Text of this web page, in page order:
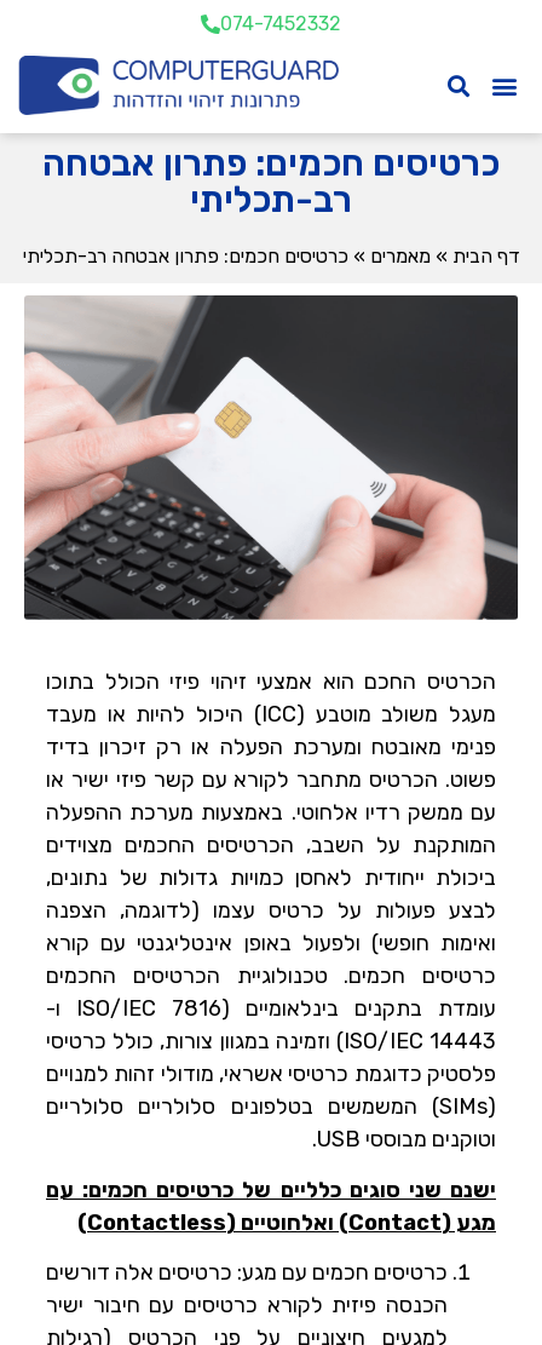
074-7452332
כרטיסים חכמים: פתרון אבטחה
רב-תכליתי
דף הבית »מאמרים »כרטיסים חכמים: פתרון אבטחה רב-תכליתי
הכרטיס החכם הוא אמצעי זיהוי פיזי הכולל בתוכו
מעגל משולב מוטבע (ICC) היכול להיות או מעבד
פנימי מאובטח ומערכת הפעלה או רק זיכרון בדיד
פשוט. הכרטיס מתחבר לקורא עם קשר פיזי ישיר או
עם ממשק רדיו אלחוטי. באמצעות מערכת ההפעלה
המותקנת על השבב, הכרטיסים החכמים מצוידים
ביכולת ייחודית לאחסן כמויות גדולות של נתונים,
לבצע פעולות על כרטיס עצמו (לדוגמה, הצפנה
ואימות חופשי) ולפעול באופן אינטליגנטי עם קורא
כרטיסים חכמים. טכנולוגיית הכרטיסים החכמים
עומדת בתקנים בינלאומיים (ISO/IEC 7816 ו-
ISO/IEC 14443) וזמינה במגוון צורות, כולל כרטיסי
פלסטיק כדוגמת כרטיסי אשראי, מודולי זהות למנויים
(SIMs) המשמשים בטלפונים סלולריים סלולריים
וטוקנים מבוססי USB.
ישנם שני סוגים כלליים של כרטיסים חכמים: עם
מגע (Contact) ואלחוטיים (Contactless)
כרטיסים חכמים עם מגע: כרטיסים אלה דורשים
הכנסה פיזית לקורא כרטיסים עם חיבור ישיר
למגעים חיצוניים על פני הכרטיס (רגילות